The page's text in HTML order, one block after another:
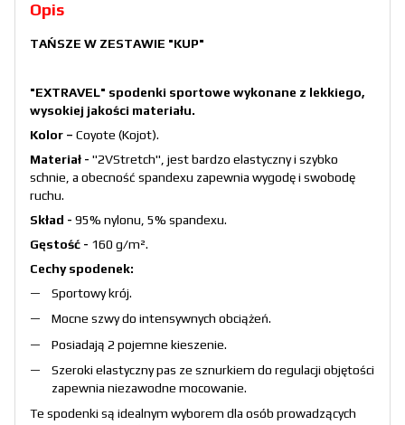
Opis
TAŃSZE W ZESTAWIE "KUP"
"EXTRAVEL" spodenki sportowe wykonane z lekkiego,
wysokiej jakości materiału.
Kolor – Coyote (Kojot).
Materiał - "2VStretch", jest bardzo elastyczny i szybko
schnie, a obecność spandexu zapewnia wygodę i swobodę
ruchu.
Skład - 95% nylonu, 5% spandexu.
Gęstość - 160 g/m².
Cechy spodenek:
Sportowy krój.
Mocne szwy do intensywnych obciążeń.
Posiadają 2 pojemne kieszenie.
Szeroki elastyczny pas ze sznurkiem do regulacji objętości
zapewnia niezawodne mocowanie.
Te spodenki są idealnym wyborem dla osób prowadzących